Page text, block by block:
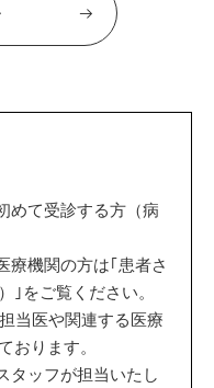
めて受診する方（病
療機関の方は｢患者さ
｣をご覧ください。
当医や関連する医療
おります。
タッフが担当いたし